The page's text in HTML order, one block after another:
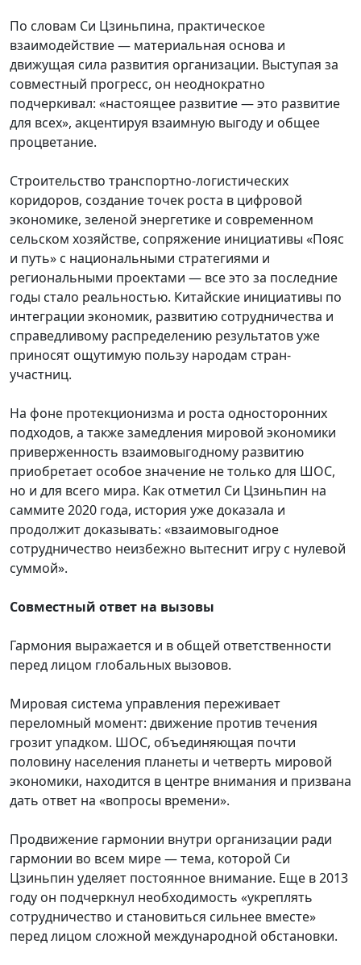
По словам Си Цзиньпина, практическое
взаимодействие — материальная основа и
движущая сила развития организации. Выступая за
совместный прогресс, он неоднократно
подчеркивал: «настоящее развитие — это развитие
для всех», акцентируя взаимную выгоду и общее
процветание.
Строительство транспортно-логистических
коридоров, создание точек роста в цифровой
экономике, зеленой энергетике и современном
сельском хозяйстве, сопряжение инициативы «Пояс
и путь» с национальными стратегиями и
региональными проектами — все это за последние
годы стало реальностью. Китайские инициативы по
интеграции экономик, развитию сотрудничества и
справедливому распределению результатов уже
приносят ощутимую пользу народам стран-
участниц.
На фоне протекционизма и роста односторонних
подходов, а также замедления мировой экономики
приверженность взаимовыгодному развитию
приобретает особое значение не только для ШОС,
но и для всего мира. Как отметил Си Цзиньпин на
саммите 2020 года, история уже доказала и
продолжит доказывать: «взаимовыгодное
сотрудничество неизбежно вытеснит игру с нулевой
суммой».
Совместный ответ на вызовы
Гармония выражается и в общей ответственности
перед лицом глобальных вызовов.
Мировая система управления переживает
переломный момент: движение против течения
грозит упадком. ШОС, объединяющая почти
половину населения планеты и четверть мировой
экономики, находится в центре внимания и призвана
дать ответ на «вопросы времени».
Продвижение гармонии внутри организации ради
гармонии во всем мире — тема, которой Си
Цзиньпин уделяет постоянное внимание. Еще в 2013
году он подчеркнул необходимость «укреплять
сотрудничество и становиться сильнее вместе»
перед лицом сложной международной обстановки.